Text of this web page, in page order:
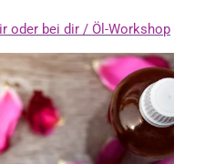
oder bei dir / Öl-Workshop